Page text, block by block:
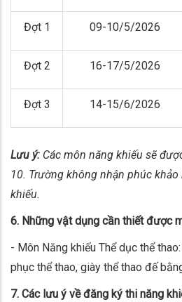
Đợt 1 09-10/5/2026
Đợt 2 16-17/5/2026
Đợt 3 14-15/6/2026
Lưu ý: Các môn năng khiếu sẽ
10. Trường không nhận phúc
khiếu.
6. Những vậtdụng cần thiết được
- Môn Năng khiếu Thể dục thể
phục thể thao, giày thể thao đế
7. Các lưu ý về đăng ký thi năng